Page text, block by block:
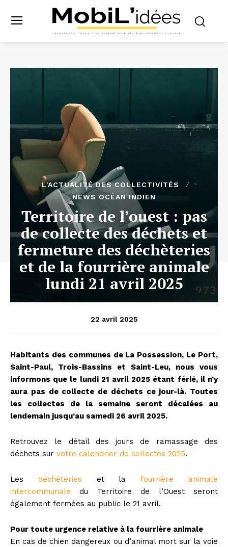
L'ACTUALITÉ DES COLLECTIVITÉS
NEWS OCÉAN INDIEN
Territoire de l’ouest : pas
de collecte des déchets et
fermeture des déchèteries
et de la fourrière animale
lundi 21 avril 2025
22 avril 2025
Habitants des communes de La Possession, Le Port,
Saint-Paul, Trois-Bassins et Saint-Leu, nous vous
informons que le lundi 21 avril 2025 étant férié, il n’y
aura pas de collecte de déchets ce jour-là. Toutes
les collectes de la semaine seront décalées au
lendemain jusqu’au samedi 26 avril 2025.
Retrouvez le détail des jours de ramassage des
déchets sur votre calendrier de collectes 2025.
Les déchèteries et lafourrière animale
intercommunale du Territoire de l’Ouest seront
également fermées au public le 21 avril.
Pour toute urgence relative à la fourrière animale
En cas de chien dangereux ou d’animal mort sur la voie